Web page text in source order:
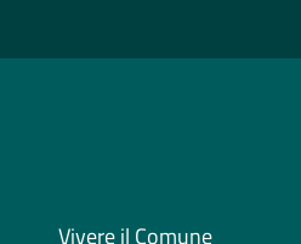
Vivere il Comune